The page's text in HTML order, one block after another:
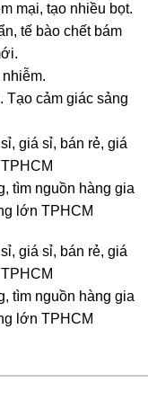
mại, tạo nhiều bọt.
tế bào chết bám
cảm giác sảng
giá sỉ, bán rẻ, giá
tìm nguồn hàng gia
lớn TPHCM
giá sỉ, bán rẻ, giá
tìm nguồn hàng gia
lớn TPHCM